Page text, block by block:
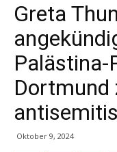
Greta
Dortmund
Oktober 9, 2024